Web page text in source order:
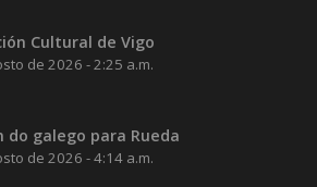
Cultural de Vigo
de 2026 - 2:25 a.m.
do galego para Rueda
de 2026 - 4:14 a.m.